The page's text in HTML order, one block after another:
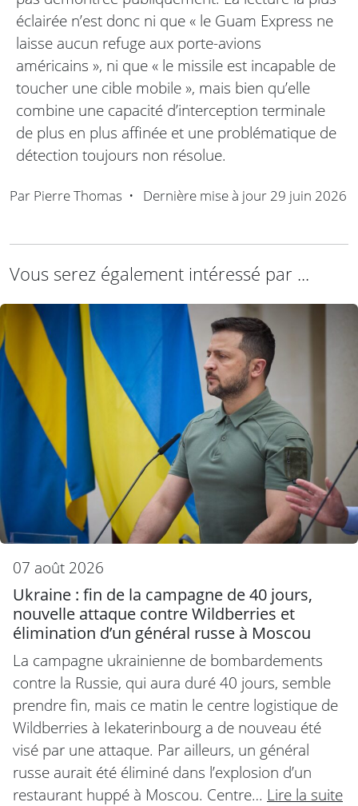
éclairée n’est donc ni que « le Guam Express ne
laisse aucun refuge aux porte-avions
américains », ni que « le missile est incapable de
toucher une cible mobile », mais bien qu’elle
combine une capacité d’interception terminale
de plus en plus affinée et une problématique de
détection toujours non résolue.
Par Pierre Thomas • Dernière mise à jour 29 juin 2026
Vous serez également intéressé par ...
07 août 2026
Ukraine : fin de la campagne de 40 jours,
nouvelle attaque contre Wildberries et
élimination d’un général russe à Moscou
La campagne ukrainienne de bombardements
contre la Russie, qui aura duré 40 jours, semble
prendre fin, mais ce matin le centre logistique de
Wildberries à Iekaterinbourg a de nouveau été
visé par une attaque. Par ailleurs, un général
russe aurait été éliminé dans l’explosion d’un
restaurant huppé à Moscou. Centre… Lire la suite